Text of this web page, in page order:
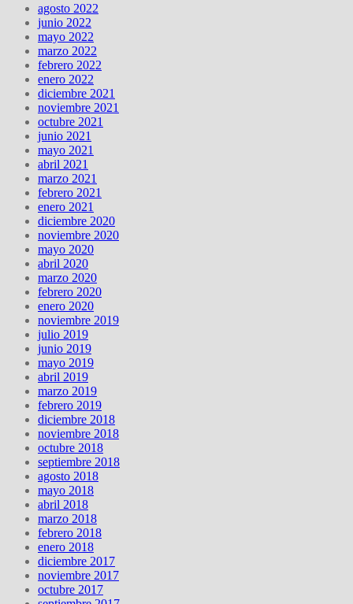
agosto 2022
junio 2022
mayo 2022
marzo 2022
febrero 2022
enero 2022
diciembre 2021
noviembre 2021
octubre 2021
junio 2021
mayo 2021
abril 2021
marzo 2021
febrero 2021
enero 2021
diciembre 2020
noviembre 2020
mayo 2020
abril 2020
marzo 2020
febrero 2020
enero 2020
noviembre 2019
julio 2019
junio 2019
mayo 2019
abril 2019
marzo 2019
febrero 2019
diciembre 2018
noviembre 2018
octubre 2018
septiembre 2018
agosto 2018
mayo 2018
abril 2018
marzo 2018
febrero 2018
enero 2018
diciembre 2017
noviembre 2017
octubre 2017